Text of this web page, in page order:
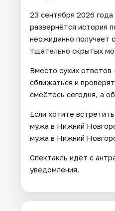
23 сентября 2026
развернётся история
неожиданно получает
тщательно скрытых
Вместо сухих ответов
сближаться и
смеётесь сегодня, а
Если хотите
мужа в Нижний
мужа в Нижний
Спектакль идёт с
уведомления.